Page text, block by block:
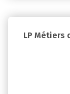
LP Métiers